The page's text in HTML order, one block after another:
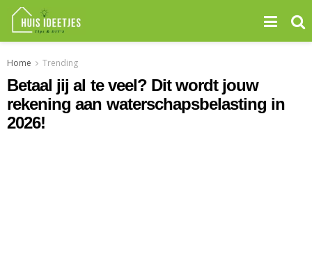
Home Trending
Betaal jij al te veel? Dit wordt jouw
rekening aan waterschapsbelasting in
2026!